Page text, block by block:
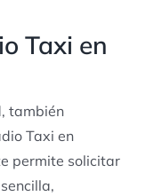
Taxi en
también
Taxi en
permite solicitar